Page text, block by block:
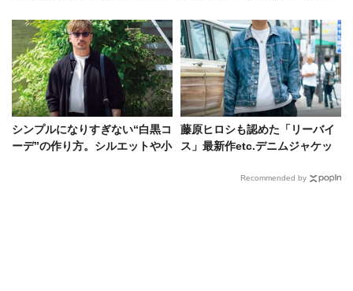
シンプルになりすぎない“白黒コ
ーデ”の作り方。シルエットや小
藤原ヒロシも認めた「リーバイ
ス」最新作etc.デニムジャケッ
Recommended by